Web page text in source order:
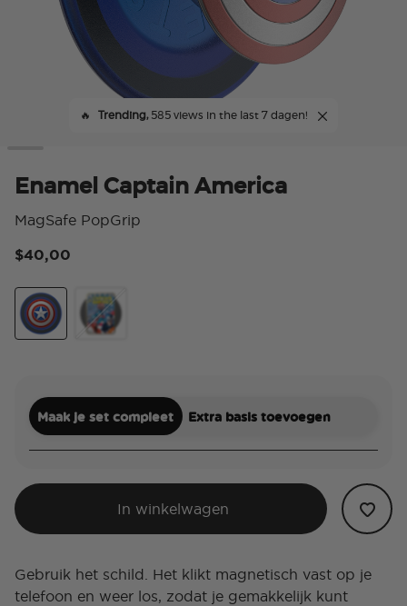
🔥 Trending,585 views in the last 7 dagen!
Enamel Captain America
MagSafe PopGrip
$40,00
Maak je set compleet Extra basis toevoegen
In winkelwagen
Gebruik het schild. Het klikt magnetisch vast op je
telefoon en weer los, zodat je gemakkelijk kunt